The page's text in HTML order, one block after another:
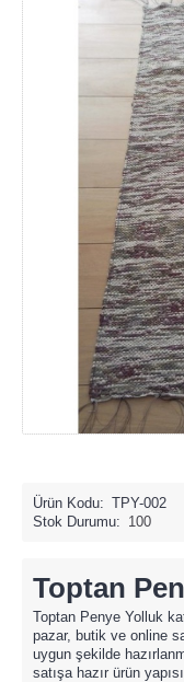
Ürün Kodu: TPY-002
Stok Durumu: 100
Toptan
Toptan Penye Yolluk
pazar, butik ve online
uygun şekilde
satışa hazır ürün